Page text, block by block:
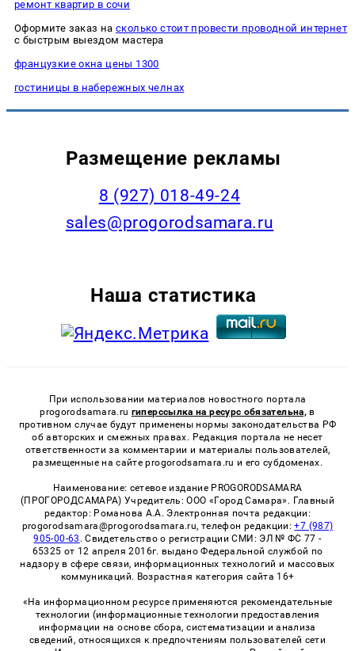
ремонт квартир в сочи
Оформите заказ насколько стоит провести проводной интернет
с быстрым выездом мастера
французкие окна цены 1300
гостиницы в набережных челнах
Размещение рекламы
8 (927) 018-49-24
sales@progorodsamara.ru
Наша статистика
При использовании материалов новостного портала
progorodsamara.ru гиперссылка на ресурс обязательна, в
противном случае будут применены нормы законодательства РФ
об авторских и смежных правах. Редакция портала не несет
ответственности за комментарии и материалы пользователей,
размещенные на сайте progorodsamara.ru и его субдоменах.
Наименование: сетевое издание PROGORODSAMARA
(ПРОГОРОДСАМАРА) Учредитель: ООО «Город Самара». Главный
редактор: Романова А.А. Электронная почта редакции:
progorodsamara@progorodsamara.ru, телефон редакции:+7 (987)
905-00-63 . Свидетельство о регистрации СМИ: ЭЛ № ФС 77 -
65325 от 12 апреля 2016г. выдано Федеральной службой по
надзору в сфере связи, информационных технологий и массовых
коммуникаций. Возрастная категория сайта 16+
«На информационном ресурсе применяются рекомендательные
технологии (информационные технологии предоставления
информации на основе сбора, систематизации и анализа
сведений, относящихся к предпочтениям пользователей сети